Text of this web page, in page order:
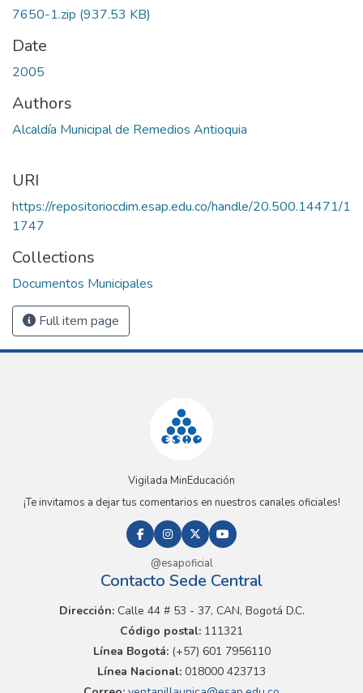
7650-1.zip (937.53 KB)
Date
2005
Authors
Alcaldía Municipal de Remedios Antioquia
URI
https://repositoriocdim.esap.edu.co/handle/20.500.14471/1
1747
Collections
Documentos Municipales
Full item page
Vigilada MinEducación
¡Te invitamos a dejar tus comentarios en nuestros canales oficiales!
@esapoficial
Contacto Sede Central
Dirección:Calle 44 # 53 - 37, CAN, Bogotá D.C.
Código postal: 111321
Línea Bogotá:(+57) 601 7956110
Línea Nacional: 018000 423713